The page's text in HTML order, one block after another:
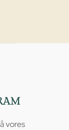
vores